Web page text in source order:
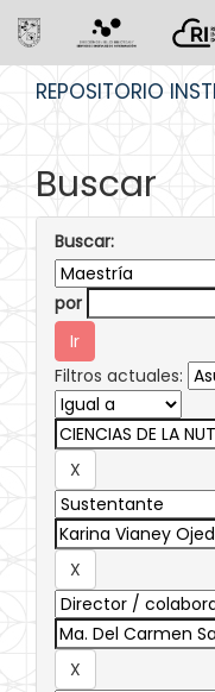
REPOSITORIO
Buscar
Buscar:
por
Filtros actuales: